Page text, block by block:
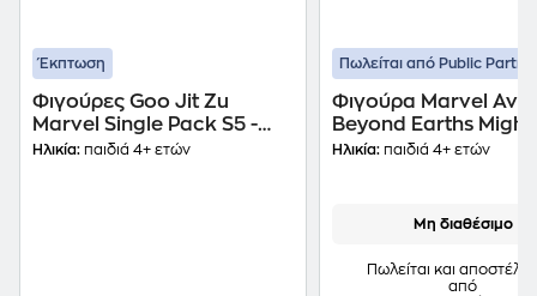
Έκπτωση
Φιγούρες Goo Jit Zu
Marvel Single Pack S5 -
GJT39000 (6 Σχέδια)
Ηλικία: παιδιά 4+ ετών
Πωλείται από Public
Φιγούρα Marvel
Beyond Earths
Set 60Th
Ηλικία: παιδιά 4+ ετών
Μη διαθέσιμο
Πωλείται και
από